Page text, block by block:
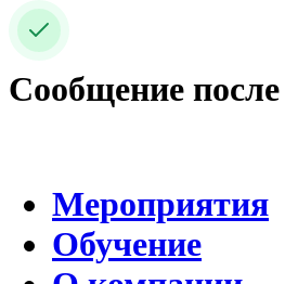
Сообщение
Мероприятия
Обучение